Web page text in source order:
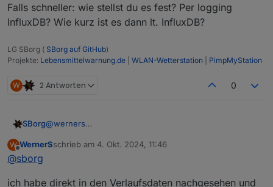
Falls schneller: wie stellst du es fest? Per logging
InfluxDB? Wie kurz ist es dann lt. InfluxDB?
LG SBorg ( SBorg auf GitHub)
Projekte: Lebensmittelwarnung.de WLAN-Wetterstation PimpMyStation
W 2 Antworten 0
SBorg@werners
Sieht soweit gut aus. Ich frage mal scheinheilig, mit
Station sendet ca. alle 16 Sekunden ein Datenpakt.
W
Offline
WernerSschrieb am 4. Okt. 2024, 11:46
zuletzt editiert von
@sborg
ich habe direkt in den Verlaufsdaten nachgesehen und